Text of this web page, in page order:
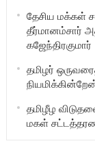
தேசிய மக்கள்
தீர்மானம்சார்
கஜேந்திரகுமார்
தமிழர்
தமிழீழ
மகள்